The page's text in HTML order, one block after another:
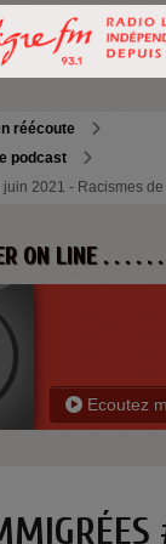
réécoute
podcast
2021 - Racismes de
ON LINE . . . . . .
Ecoutez